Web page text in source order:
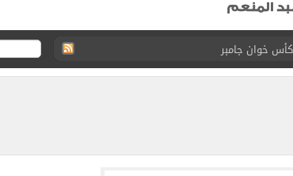
خوان جامبر
صلاح
جلسة عموتة وفقرة بدنية.. صور